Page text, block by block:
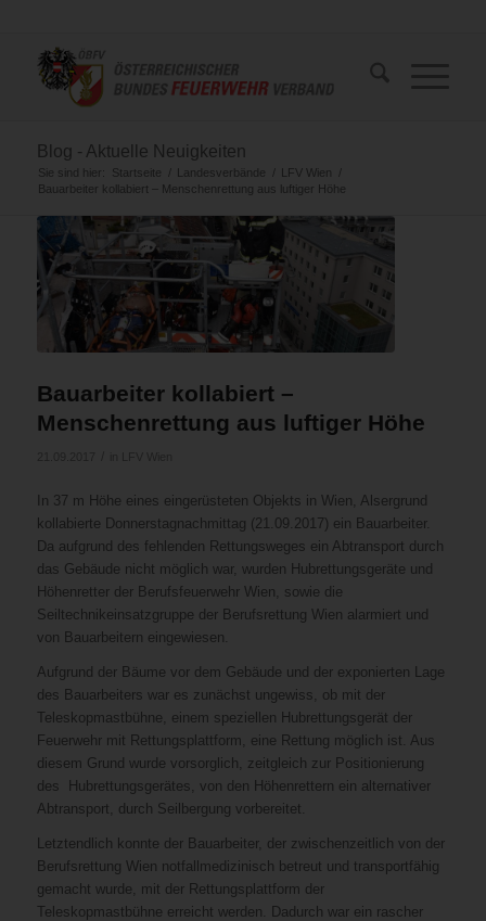
Blog - Aktuelle Neuigkeiten
Sie sind hier: Startseite / Landesverbände / LFV Wien
/
Bauarbeiter kollabiert – Menschenrettung aus luftiger Höhe
Bauarbeiter kollabiert –
Menschenrettung aus luftiger Höhe
In 37 m Höhe eines eingerüsteten Objekts in Wien, Alsergrund
kollabierte Donnerstagnachmittag (21.09.2017) ein Bauarbeiter.
Da aufgrund des fehlenden Rettungsweges ein Abtransport durch
das Gebäude nicht möglich war, wurden Hubrettungsgeräte und
Höhenretter der Berufsfeuerwehr Wien, sowie die
Seiltechnikeinsatzgruppe der Berufsrettung Wien alarmiert und
von Bauarbeitern eingewiesen.
Aufgrund der Bäume vor dem Gebäude und der exponierten Lage
des Bauarbeiters war es zunächst ungewiss, ob mit der
Teleskopmastbühne, einem speziellen Hubrettungsgerät der
Feuerwehr mit Rettungsplattform, eine Rettung möglich ist. Aus
diesem Grund wurde vorsorglich, zeitgleich zur Positionierung
des Hubrettungsgerätes, von den Höhenrettern ein alternativer
Abtransport, durch Seilbergung vorbereitet.
Letztendlich konnte der Bauarbeiter, der zwischenzeitlich von der
Berufsrettung Wien notfallmedizinisch betreut und transportfähig
gemacht wurde, mit der Rettungsplattform der
Teleskopmastbühne erreicht werden. Dadurch war ein rascher